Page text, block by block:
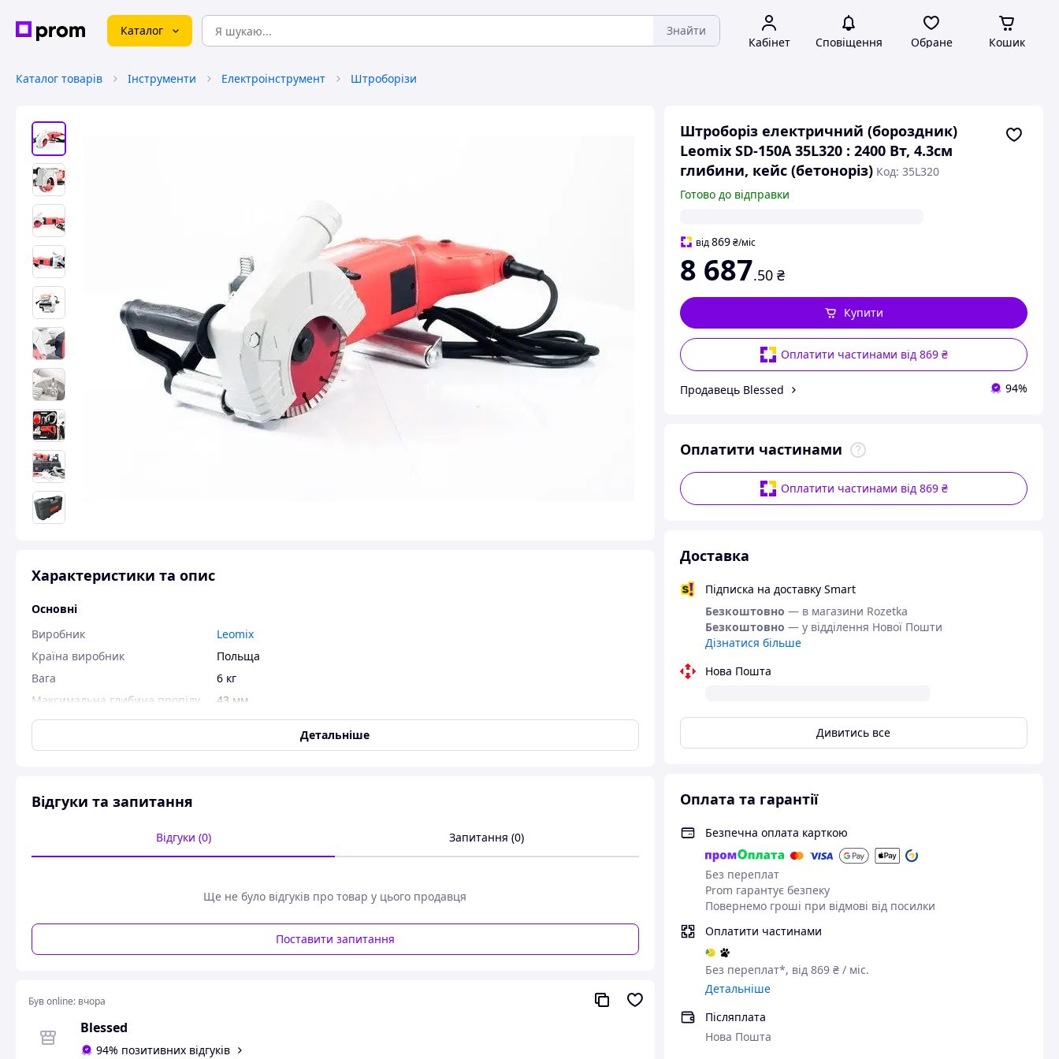
Каталог Знайти
Кабінет Сповіщення Обране Кошик
Каталог товарів Інструменти Електроінструмент Штроборізи
Штроборіз електричний (бороздник)
Leomix SD-150A 35L320 : 2400 Вт, 4.3см
глибини, кейс (бетоноріз) Код: 35L320
Готово до відправки
від869 ₴/міс
8 687.50 ₴
Оплатити частинами від 869 ₴
Купити
Продавець Blessed 94%
Оплатити частинами
Оплатити частинами від 869 ₴
Доставка
Підписка на доставку Smart
Безкоштовно — в магазини Rozetka
Безкоштовно — у відділення Нової Пошти
Дізнатися більше
Нова Пошта
Дивитись все
Оплата та гарантії
Безпечна оплата карткою
Без переплат
Prom гарантує безпеку
Повернемо гроші при відмові від посилки
Оплатити частинами
Без переплат*, від 869 ₴ / міс.
Детальніше
Післяплата
Нова Пошта
Характеристики та опис
Основні
Виробник
Leomix
Країна виробник
Польща
Вага
6 кг
Максимальна глибина пропілу
43 мм
Максимальна ширина паза
28 мм
Максимальний діаметр диска
Блокування кнопки включення
Підключення пилозбірника/
Так
Тип упаковки
Користувальницькі характеристики
Гарантійний термін
36
Детальніше
Відгуки та запитання
Відгуки (0) Запитання (0)
Ще не було відгуків про товар у цього продавця
Поставити запитання
Був online: вчора
Blessed
94% позитивних відгуків